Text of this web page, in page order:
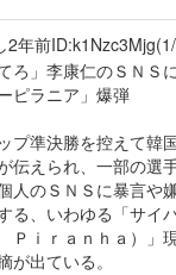
2年前
てろ」李康仁のＳＮ
ピラニア」爆弾
プ準決勝を控えて韓
伝えられ、一部の選
人のＳＮＳに暴言や
る、いわゆる「サイ
Ｐｉｒａｎｈａ）」
が出ている。